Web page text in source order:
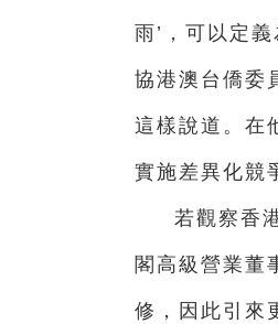
雨’，可以定
協港澳台僑委
這樣說道。在
實施差異化競
若觀察香
閣高級營業董
修，因此引來